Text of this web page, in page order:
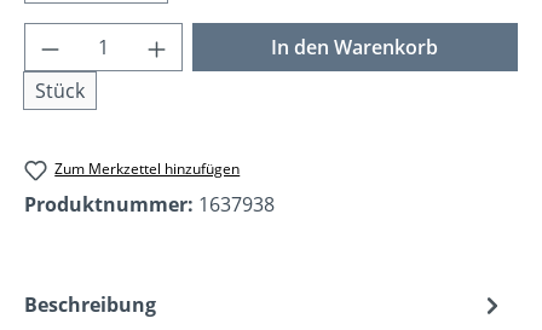
Produkt Anzahl: Gib den gewünschten
Stück
In den Warenkorb
Zum Merkzettel hinzufügen
Produktnummer: 1637938
Beschreibung